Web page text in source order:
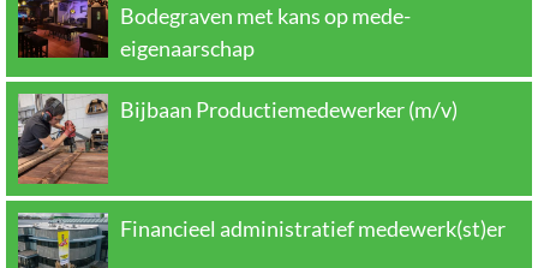
Bodegraven met kans op mede-
eigenaarschap
Bijbaan Productiemedewerker (m/v)
Financieel administratief medewerk(st)er